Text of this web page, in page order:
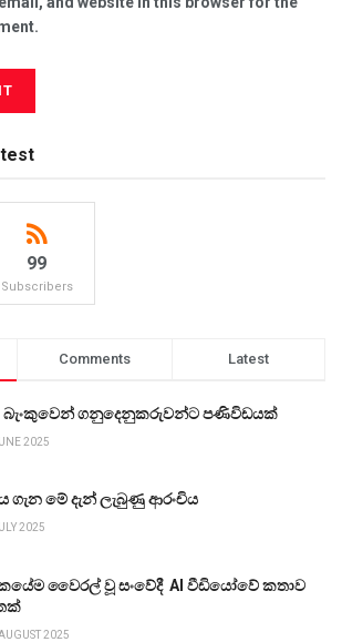
99
Subscribers
Comments Latest
බැංකුවෙන් ගනුදෙනුකරුවන්ට පණිවිඩයක්
2025
ගැන මේ දැන් ලැබුණු ආරංචිය
2025
වෛරල් වූ සංවේදී AI වීඩියෝවේ කතාව
2025